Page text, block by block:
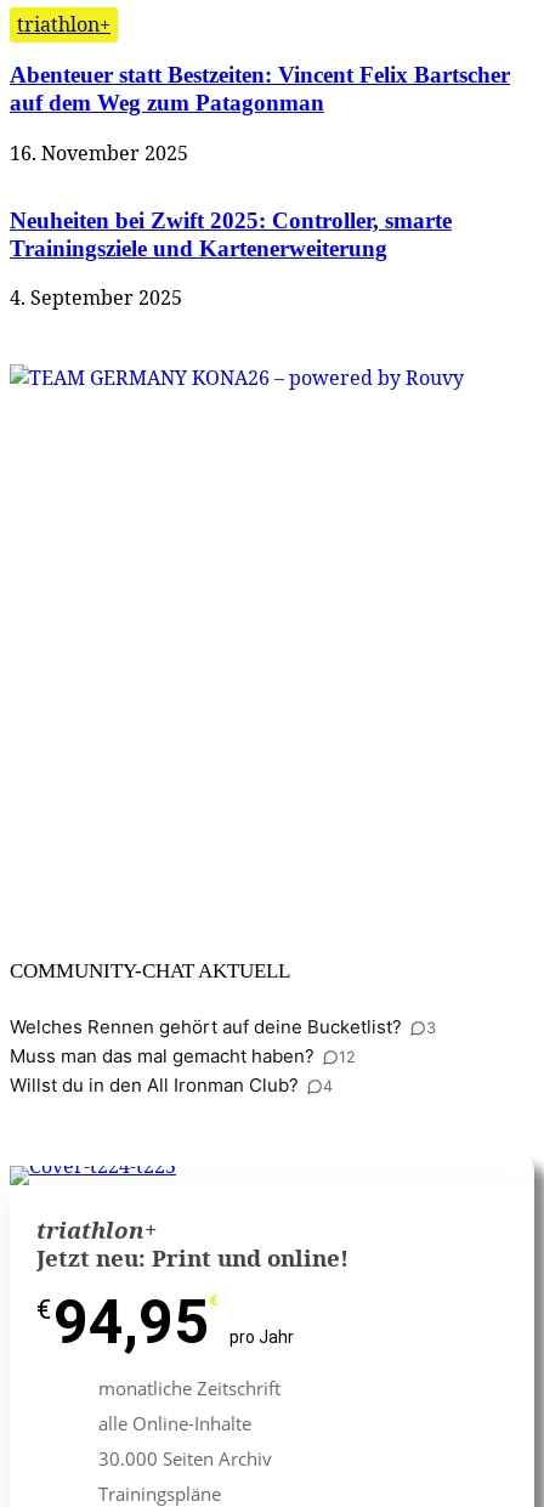
triathlon+
Abenteuer statt Bestzeiten: Vincent Felix Bartscher
auf dem Weg zum Patagonman
16. November 2025
Neuheiten bei Zwift 2025: Controller, smarte
Trainingsziele und Kartenerweiterung
4. September 2025
COMMUNITY-CHAT AKTUELL
Welches Rennen gehört auf deine Bucketlist? 3
Muss man das mal gemacht haben? 12
Willst du in den All Ironman Club? 4
triathlon+
Jetzt neu: Print und online!
€94,95 €
pro Jahr
monatliche Zeitschrift
alle Online-Inhalte
30.000 Seiten Archiv
Trainingspläne